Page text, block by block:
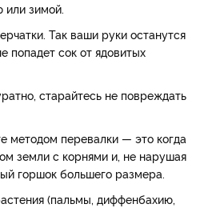
или зимой.
Так ваши руки останутся
попадет сок от ядовитых
старайтесь не повреждать
методом перевалки — это когда
земли с корнями и, не нарушая
горшок большего размера.
(пальмы, диффенбахию,